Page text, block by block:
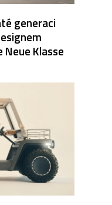
generaci
Klasse